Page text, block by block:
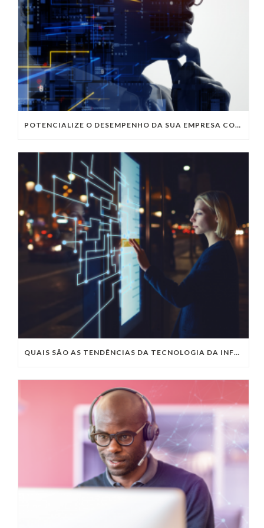
POTENCIALIZE O DESEMPENHO DA SUA EMPRESA COM OS SERVIÇOS DE TI DA VIVO VITA
QUAIS SÃO AS TENDÊNCIAS DA TECNOLOGIA DA INFORMAÇÃO PARA 2023?